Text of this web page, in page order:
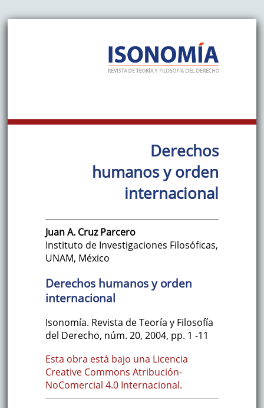
Derechos
humanos y orden
internacional
Juan A. Cruz Parcero
Instituto de Investigaciones Filosóficas,
UNAM, México
Derechos humanos y orden
internacional
Isonomía. Revista de Teoría y Filosofía
del Derecho, núm. 20, 2004, pp. 1 -11
Esta obra está bajo una Licencia
Creative Commons Atribución-
NoComercial 4.0 Internacional.